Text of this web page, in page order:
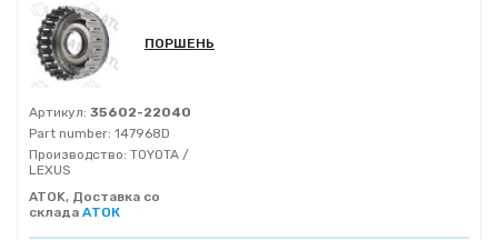
ПОРШЕНЬ
Артикул: 35602-22040
Part number: 147968D
Производство: TOYOTA /
LEXUS
ATOK, Доставка со
склада АТОК